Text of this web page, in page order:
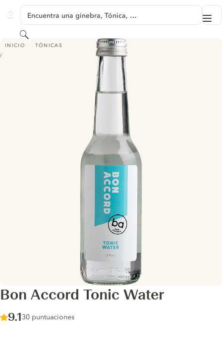
GINVENTORY
Encuentra una ginebra, Tónica, …
Buscar
INICIO TÓNICAS
BON ACCORD TONIC WATER
Bon Accord Tonic Water
Score :
9.1/ 10
30 puntuaciones